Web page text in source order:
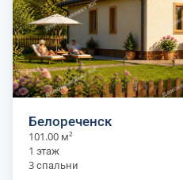
Белореченск
101.00 м²
1 этаж
3 спальни